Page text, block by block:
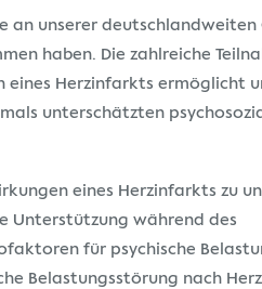
an unserer deutschlandweiten
haben. Die zahlreiche
eines Herzinfarkts ermöglicht
unterschätzten
eines Herzinfarkts zu
Unterstützung während des
für psychische
Belastungsstörung nach